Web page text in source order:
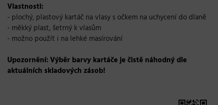
Vlastnosti:
- plochý, plastový kartáč na vlasy s očkem na uchycení do dlaně
- měkký plast, šetrný k vlasům
- možno použít i na lehké masírování
Upozornění: Výběr barvy kartáče je čistě náhodný dle
aktuálních skladových zásob!